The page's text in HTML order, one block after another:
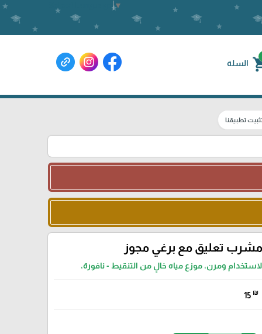
Select Language▼
السلة
تطبيقنا
مشرب تعليق مع برغي مجوز
ومرن، موزع مياه خالٍ من التنقيط - نافورة،
15 ₪